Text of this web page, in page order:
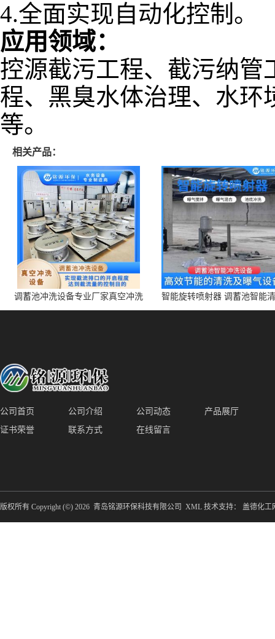
4.全面实现自动化控制。
应用领域：
控源截污工程、 截污纳管
程、 黑臭水体治理、 水环
等。
相关产品：
调蓄池冲洗设备专业厂家真空冲洗
装置厂家青岛铭源环保减少堵塞设
智能旋转喷射器 调蓄池智能
点对点面对面旋转清洗
公司首页 公司介绍 公司动态
产品展厅
证书荣誉
联系方式 在线留言
版权所有 Copyright (©) 2026 青岛铭源环保科技有限公司 XML 技术支持： 盖德化工